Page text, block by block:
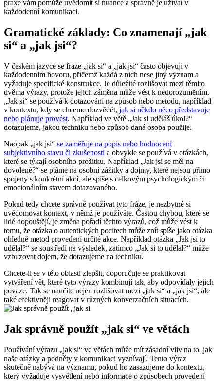
praxe vám pomůže uvědomit si nuance a správně je užívat v
každodenní komunikaci.
Gramatické základy: Co znamenají „jak
si“ a „jak jsi“?
V českém jazyce se fráze „jak si“ a „jak jsi“ často objevují v
každodenním hovoru, přičemž každá z nich nese jiný význam a
vyžaduje specifické konstrukce. Je důležité rozlišovat mezi těmito
dvěma výrazy, protože jejich záměna může vést k nedorozuměním.
„Jak si“ se používá k dotazování na způsob nebo metodu, například
v kontextu, kdy se chceme dozvědět, jak si někdo něco představuje
nebo plánuje provést. Například ve větě „Jak si uděláš úkol?“
dotazujeme, jakou techniku nebo způsob daná osoba použije.
Naopak „jak jsi“ se zaměřuje na popis nebo hodnocení
subjektivního stavu či zkušenosti a obvykle se používá v otázkách,
které se týkají osobního prožitku. Například „Jak jsi se měl na
dovolené?“ se ptáme na osobní zážitky a dojmy, které nejsou přímo
spojeny s konkrétní akcí, ale spíše s celkovým psychologickým či
emocionálním stavem dotazovaného.
Pokud tedy chcete správně používat tyto fráze, je nezbytné si
uvědomovat kontext, v němž je používáte. Častou chybou, které se
lidé dopouštějí, je změna pořadí těchto výrazů, což může vést k
tomu, že otázka o autentických pocitech může znít spíše jako otázka
ohledně metod provedení určité akce. Například otázka „Jak jsi to
udělal?“ se soustředí na výsledek, zatímco „Jak si to udělal?“ může
vzbuzovat dojem, že dotazujeme na techniku.
Chcete-li se v této oblasti zlepšit, doporučuje se praktikovat
vytváření vět, které tyto výrazy kombinují tak, aby odpovídaly jejich
povaze. Tak se naučíte nejen rozlišovat mezi „jak si“ a „jak jsi“, ale
také efektivněji reagovat v různých konverzačních situacích.
Jak správně použít „jak si“ ve větách
Používání výrazu „jak si“ ve větách může mít zásadní vliv na to, jak
naše otázky a podněty v komunikaci vyznívají. Tento výraz
skutečně nabývá na významu, pokud ho zasazujeme do kontextu,
který vyžaduje vysvětlení nebo informace o způsobech provedení